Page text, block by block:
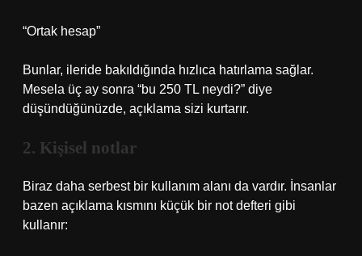
“Ortak hesap”
Bunlar, ileride bakıldığında hızlıca hatırlama sağlar.
Mesela üç ay sonra “bu 250 TL neydi?” diye
düşündüğünüzde, açıklama sizi kurtarır.
2. Kişisel notlar
Biraz daha serbest bir kullanım alanı da vardır. İnsanlar
bazen açıklama kısmını küçük bir not defteri gibi
kullanır: